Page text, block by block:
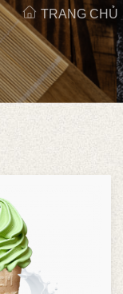
TRANG CHỦ